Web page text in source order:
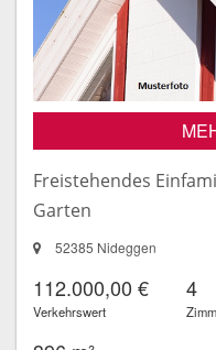
Freistehendes
Garten
52385 Nideggen
112.000,00 €
Verkehrswert
4